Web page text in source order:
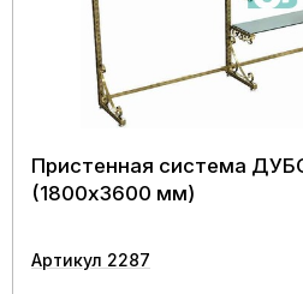
Пристенная система
(1800х3600 мм)
Артикул 2287